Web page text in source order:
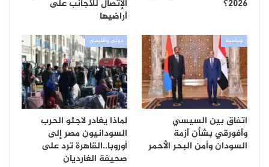
2026؟
الإتصال للأجانب على
أراضيها
سياسية
اتفاق بين السيسي
وأفورقي بشأن أزمة
السودان وأمن البحر الأحمر
دولي واقليمي
لماذا يغادر لاجئو الحرب
السودانيون مصر إلى
أوروبا..القاهرة ترد على
صحيفة الغارديان